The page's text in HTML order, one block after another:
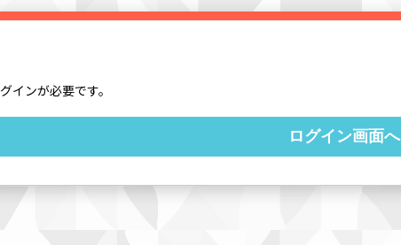
インが必要です。
ログイン画面へ